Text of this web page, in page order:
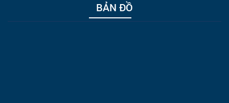
BẢN ĐỒ